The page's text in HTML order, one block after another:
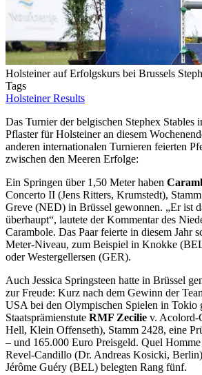
Holsteiner auf Erfolgskurs bei Brussels
Tags
Holsteiner Results
Das Turnier der belgischen Stephex Stables
Pflaster für Holsteiner an diesem
anderen internationalen Turnieren feierten
zwischen den Meeren Erfolge:
Ein Springen über 1,50 Meter haben
Concerto II (Jens Ritters, Krumstedt),
Greve (NED) in Brüssel gewonnen. „Er ist
überhaupt“, lautete der Kommentar des
Carambole. Das Paar feierte in diesem Jahr
Meter-Niveau, zum Beispiel in Knokke
oder Westergellersen (GER).
Auch Jessica Springsteen hatte in Brüssel
zur Freude: Kurz nach dem Gewinn der
USA bei den Olympischen Spielen in Tokio
Staatsprämienstute RMF Zecilie v. Acolord-
Hell, Klein Offenseth), Stamm 2428, eine
– und 165.000 Euro Preisgeld. Quel
Revel-Candillo (Dr. Andreas Kosicki,
Jérôme Guéry (BEL) belegten Rang fünf.